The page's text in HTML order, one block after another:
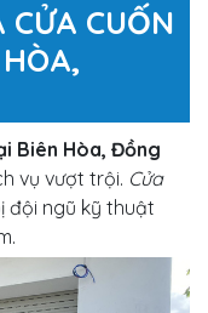
CUỐN
Biên Hòa, Đồng
vụ vượt trội. Cửa
ngũ kỹ thuật